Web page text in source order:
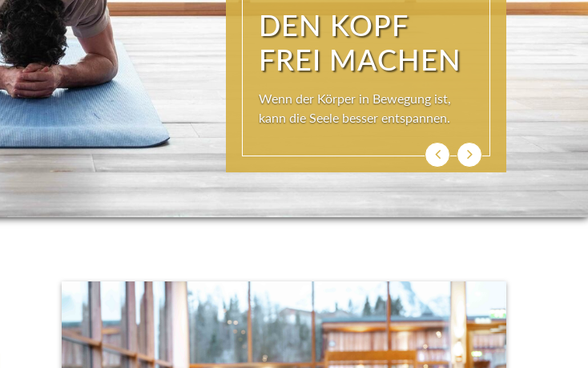
KURSTADT
Schöner als im SKY SPA kann es im
so viel Himmel wird das Herz ganz
leicht und die Seele weit.
ZurückWeiter